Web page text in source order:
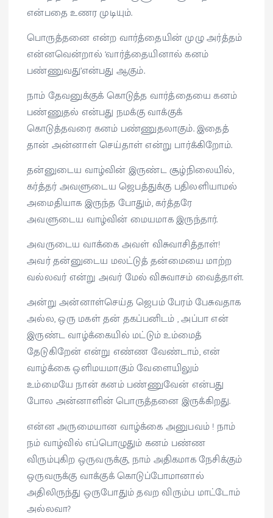
என்பதை உணர முடியும்.
பொருத்தனை என்ற வார்த்தையின் முழு அர்த்தம்
என்னவென்றால் ‘வார்த்தையினால் கனம்
பண்ணுவது’என்பது ஆகும்.
நாம் தேவனுக்குக் கொடுத்த வார்த்தையை கனம்
பண்ணுதல் என்பது நமக்கு வாக்குக்
கொடுத்தவரை கனம் பண்ணுதலாகும். இதைத்
தான் அன்னாள் செய்தாள் என்று பார்க்கிறோம்.
தன்னுடைய வாழ்வின் இருண்ட சூழ்நிலையில்,
கர்த்தர் அவளுடைய ஜெபத்துக்கு பதிலளியாமல்
அமைதியாக இருந்த போதும், கர்த்தரே
அவளுடைய வாழ்வின் மையமாக இருந்தார்.
அவருடைய வாக்கை அவள் விசுவாசித்தாள்!
அவர் தன்னுடைய மலட்டுத் தன்மையை மாற்ற
வல்லவர் என்று அவர் மேல் விசுவாசம் வைத்தாள்.
அன்று அன்னாள்செய்த ஜெபம் பேரம் பேசுவதாக
அல்ல, ஒரு மகள் தன் தகப்பனிடம் , அப்பா என்
இருண்ட வாழ்க்கையில் மட்டும் உம்மைத்
தேடுகிறேன் என்று எண்ண வேண்டாம், என்
வாழ்க்கை ஒளிமயமாகும் வேளையிலும்
உம்மையே நான் கனம் பண்ணுவேன் என்பது
போல அன்னாளின் பொருத்தனை இருக்கிறது.
என்ன அருமையான வாழ்க்கை அனுபவம் ! நாம்
நம் வாழ்வில் எப்பொழுதும் கனம் பண்ண
விரும்புகிற ஒருவருக்கு, நாம் அதிகமாக நேசிக்கும்
ஒருவருக்கு வாக்குக் கொடுப்போமானால்
அதிலிருந்து ஒருபோதும் தவற விரும்ப மாட்டோம்
அல்லவா?